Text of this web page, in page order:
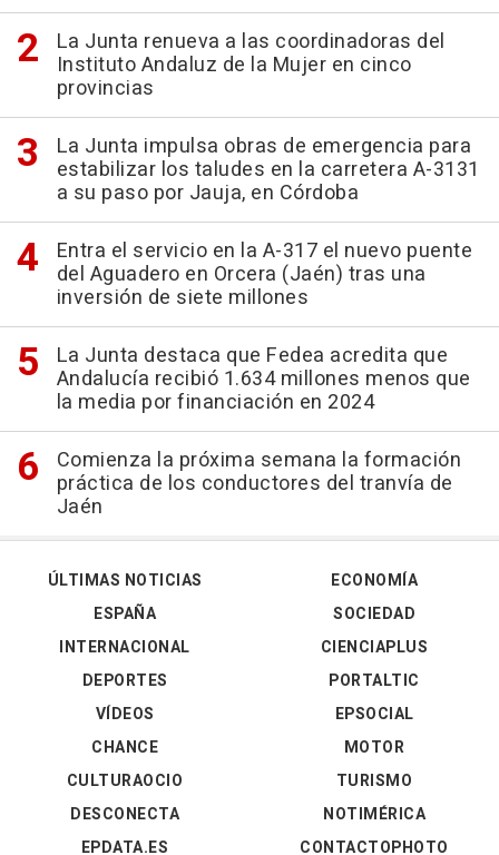
La Junta renueva a las coordinadoras del
Instituto Andaluz de la Mujer en cinco
provincias
La Junta impulsa obras de emergencia para
estabilizar los taludes en la carretera A-3131
a su paso por Jauja, en Córdoba
Entra el servicio en la A-317 el nuevo puente
del Aguadero en Orcera (Jaén) tras una
inversión de siete millones
La Junta destaca que Fedea acredita que
Andalucía recibió 1.634 millones menos que
la media por financiación en 2024
Comienza la próxima semana la formación
práctica de los conductores del tranvía de
Jaén
ÚLTIMAS NOTICIAS
ESPAÑA
INTERNACIONAL
DEPORTES
VÍDEOS
ECONOMÍA
SOCIEDAD
CIENCIAPLUS
PORTALTIC
EPSOCIAL
CHANCE
CULTURAOCIO
DESCONECTA
EPDATA.ES
MOTOR
TURISMO
NOTIMÉRICA
CONTACTOPHOTO